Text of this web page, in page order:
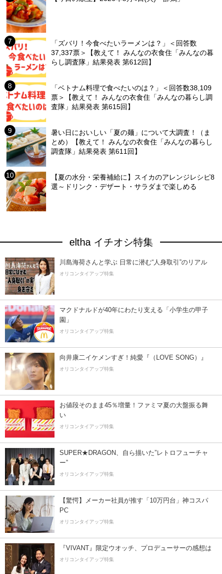
「ズバリ！今食べたいラーメンは？」＜回答数
37,337票＞【教えて！ みんなの衣食住「みんなの暮
らし調査隊」結果発表 第612回】
「ベトナム料理で食べたいのは？」＜回答数38,109
票＞【教えて！ みんなの衣食住「みんなの暮らし調
査隊」結果発表 第615回】
暑い日においしい「夏の麺」について大調査！（ま
とめ）【教えて！ みんなの衣食住「みんなの暮らし
調査隊」結果発表 第611回】
【夏の水分・栄養補給に】スイカのアレンジレシピ8
選～ドリンク・デザート・サラダまで楽しめる
eltha イチオシ特集
川島海荷さんと学ぶ 日常に潜む“人身取引”のリアル
オリコンタイアップ特集
マクドナルドが40年にわたり支える「小学生の甲子
園」
オリコンタイアップ特集
向井康二イケメンすぎ！純愛『（LOVE SONG）』
オリコンタイアップ特集
お値段そのまま45％増量！ファミマ夏の大盤振る舞
い
オリコンタイアップ特集
SUPER★DRAGON、自ら描いた”レトロフューチャ
ー”
オリコンタイアップ特集
【驚愕】メーカー社員が推す「10万円台」神コスパ
PC
オリコンタイアップ特集
『VIVANT』限定ウオッチ、プロデューサーの感想は
オリコンタイアップ特集